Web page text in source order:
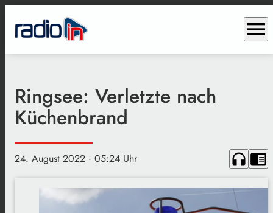
menu
Ringsee: Verletzte nach
Küchenbrand
24. August 2022 · 05:24 Uhr headphones chrome_reader_mode